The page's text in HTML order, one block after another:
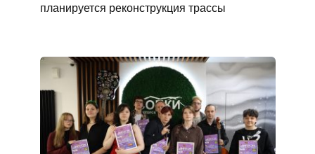
планируется реконструкция трассы